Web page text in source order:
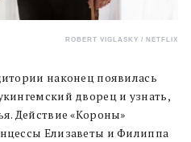
ROBERT VIGLASKY / NETFLIX
наконец появилась
дворец и узнать,
Действие «Короны»
Елизаветы и Филиппа